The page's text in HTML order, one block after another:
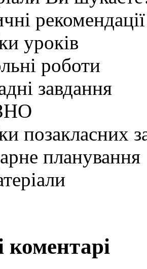
рекомендації
уроків
роботи
завдання
позакласних
планування
коментарі